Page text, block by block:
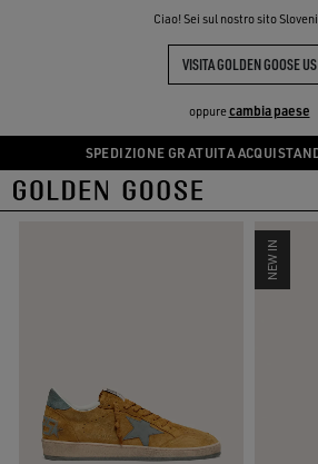
Ciao! Sei sul nostro sito
VISITA GOLDEN GOOSE US
oppurecambia paese
Vai
al
Vai
al
SPEDIZIONE GRATUITA
THE
COMMUNITY
Colori di stagione
COLORI DI STAGIONE
FILTRA E ORDINA
NEW IN